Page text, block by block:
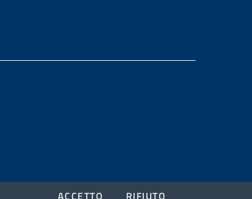
ACCETTO RIFIUTO